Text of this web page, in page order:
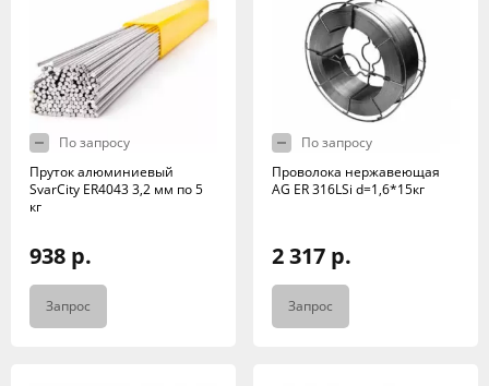
По запросу
Пруток алюминиевый
SvarCity ER4043 3,2 мм по 5
кг
938 р.
Запрос
По запросу
Проволока нержавеющая
AG ER 316LSi d=1,6*15кг
2 317 р.
Запрос